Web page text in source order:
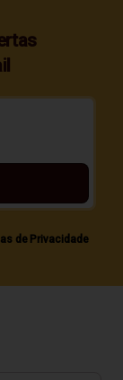
de Privacidade